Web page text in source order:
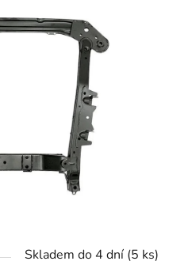
Skladem do 4 dní (5 ks)